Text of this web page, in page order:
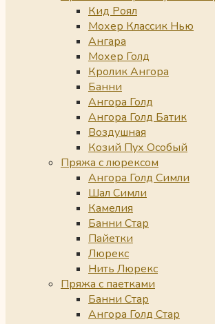
Кид Роял
Мохер Классик Нью
Ангара
Мохер Голд
Кролик Ангора
Банни
Ангора Голд
Ангора Голд Батик
Воздушная
Козий Пух Особый
Пряжа с люрексом
Ангора Голд Симли
Шал Симли
Камелия
Банни Стар
Пайетки
Люрекс
Нить Люрекс
Пряжа с паетками
Банни Стар
Ангора Голд Стар